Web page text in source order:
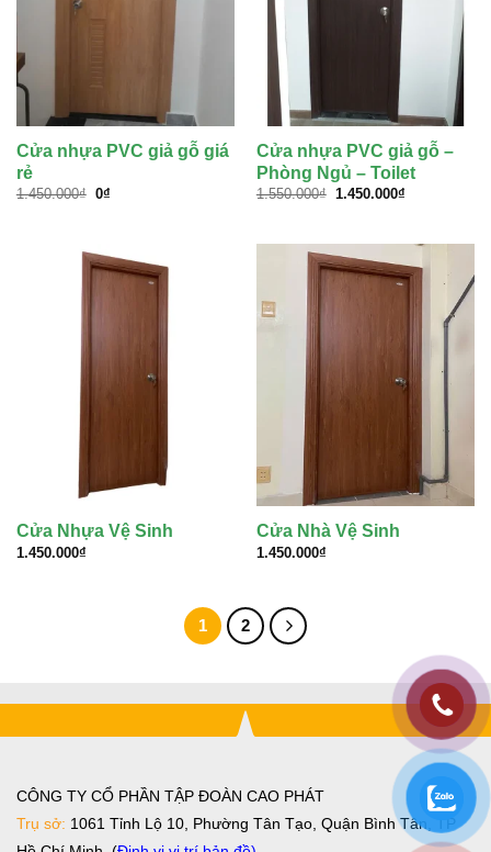
Cửa nhựa PVC giả gỗ giá
rẻ
1.450.000₫ Giá
0₫Giá
Cửa nhựa PVC giả gỗ –
Phòng Ngủ – Toilet
1.550.000₫ Giá
1.450.000₫Giá
1.450.000₫.
Cửa Nhựa Vệ Sinh
1.450.000₫
Cửa Nhà Vệ Sinh
1.450.000₫
1 2
CÔNG TY CỔ PHẦN TẬP ĐOÀN CAO PHÁT
Trụ sở: 1061 Tỉnh Lộ 10, Phường Tân Tạo, Quận Bình Tân, TP